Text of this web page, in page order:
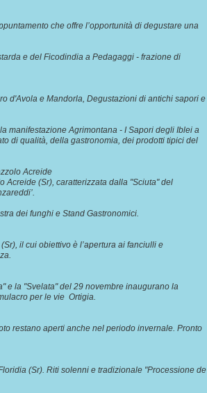
che offre l’opportunità di degustare una
e del Ficodindia a Pedagaggi - frazione di
d'Avola e Mandorla, Degustazioni di antichi sapori e
manifestazione Agrimontana - I Sapori degli Iblei a
di qualità, della gastronomia, dei prodotti tipici del
Acreide
Acreide (Sr), caratterizzata dalla "Sciuta" del
dei funghi e Stand Gastronomici.
il cui obiettivo è l’apertura ai fanciulli e
e la "Svelata" del 29 novembre inaugurano la
per le vie Ortigia.
restano aperti anche nel periodo invernale. Pronto
(Sr). Riti solenni e tradizionale "Processione de